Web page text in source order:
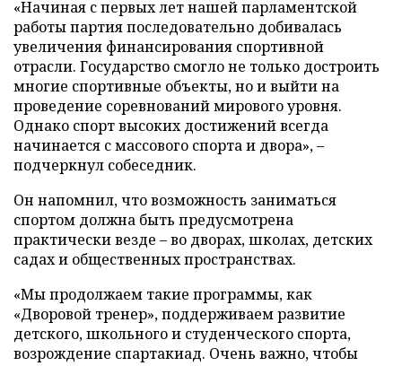
«Начиная с первых лет нашей парламентской
работы партия последовательно добивалась
увеличения финансирования спортивной
отрасли. Государство смогло не только достроить
многие спортивные объекты, но и выйти на
проведение соревнований мирового уровня.
Однако спорт высоких достижений всегда
начинается с массового спорта и двора», –
подчеркнул собеседник.
Он напомнил, что возможность заниматься
спортом должна быть предусмотрена
практически везде – во дворах, школах, детских
садах и общественных пространствах.
«Мы продолжаем такие программы, как
«Дворовой тренер», поддерживаем развитие
детского, школьного и студенческого спорта,
возрождение спартакиад. Очень важно, чтобы